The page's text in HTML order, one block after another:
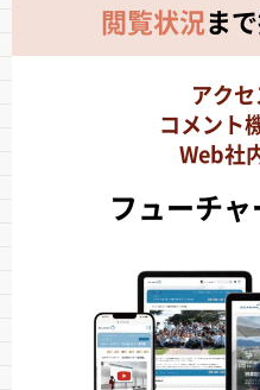
閲覧状況まで
アク
コメント
Web社
フューチ